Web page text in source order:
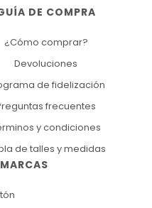
DE COMPRA
¿Cómo comprar?
Devoluciones
de fidelización
frecuentes
y condiciones
de talles y medidas